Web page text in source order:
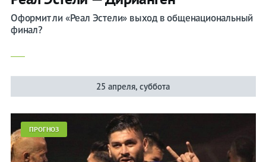
Оформит ли «Реал Эстели» выход в общенациональный
финал?
25 апреля, суббота
ПРОГНОЗ